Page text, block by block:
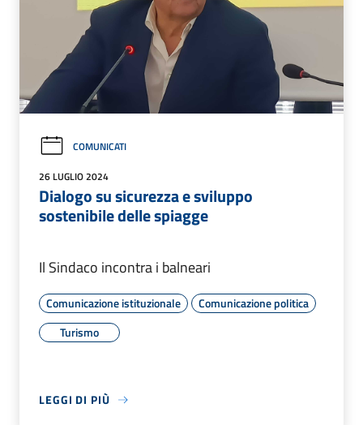
COMUNICATI
26 LUGLIO 2024
Dialogo su sicurezza e sviluppo
sostenibile delle spiagge
Il Sindaco incontra i balneari
Comunicazione istituzionale
Comunicazione politica
Turismo
LEGGI DI PIÙ